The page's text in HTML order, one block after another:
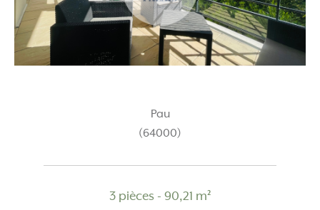
Pau
(64000)
3 pièces - 90,21 m²